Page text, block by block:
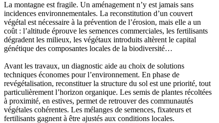
La montagne est fragile. Un aménagement n’y est jamais sans
incidences environnementales. La reconstitution d’un couvert
végétal est nécessaire à la prévention de l’érosion, mais elle a un
coût : l’altitude éprouve les semences commerciales, les fertilisants
dégradent les milieux, les végétaux introduits altèrent le capital
génétique des composantes locales de la biodiversité…
Avant les travaux, un diagnostic aide au choix de solutions
techniques économes pour l’environnement. En phase de
revégétalisation, reconstituer la structure du sol est une priorité, tout
particulièrement l’horizon organique. Les semis de plantes récoltées
à proximité, en estives, permet de retrouver des communautés
végétales cohérentes. Les mélanges de semences, fixateurs et
fertilisants gagnent à être ajustés aux conditions locales.